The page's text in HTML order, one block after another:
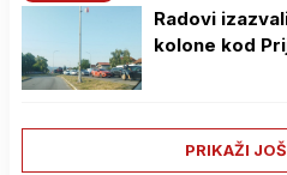
Radovi
kolone kod
PRIKAŽI